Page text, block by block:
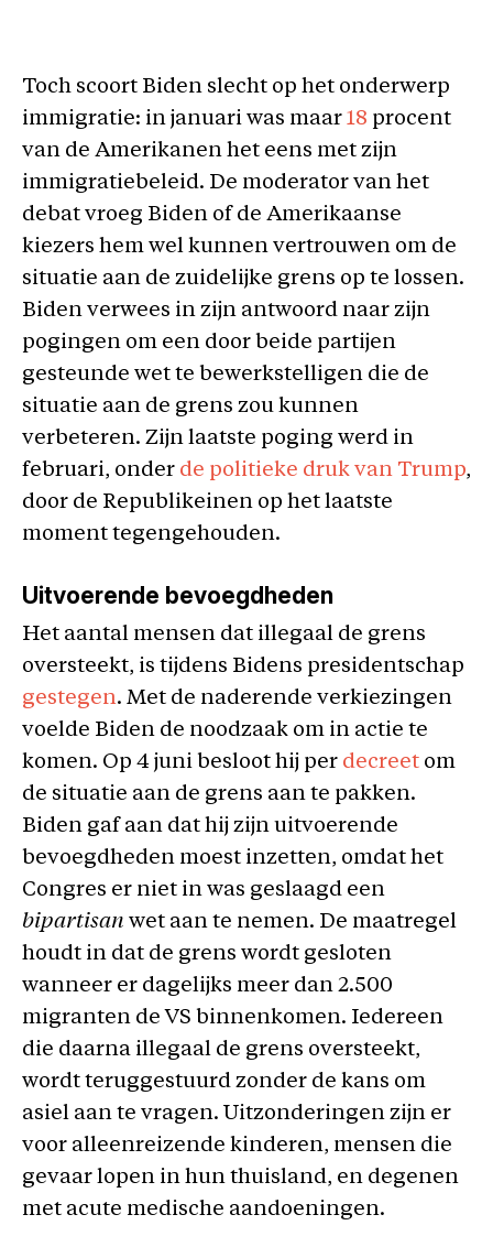
Toch scoort Biden slecht op het onderwerp
immigratie: in januari was maar 18 procent
van de Amerikanen het eens met zijn
immigratiebeleid. De moderator van het
debat vroeg Biden of de Amerikaanse
kiezers hem wel kunnen vertrouwen om de
situatie aan de zuidelijke grens op te lossen.
Biden verwees in zijn antwoord naar zijn
pogingen om een door beide partijen
gesteunde wet te bewerkstelligen die de
situatie aan de grens zou kunnen
verbeteren. Zijn laatste poging werd in
februari, onder de politieke druk van Trump,
door de Republikeinen op het laatste
moment tegengehouden.
Uitvoerende bevoegdheden
Het aantal mensen dat illegaal de grens
oversteekt, is tijdens Bidens presidentschap
gestegen. Met de naderende verkiezingen
voelde Biden de noodzaak om in actie te
komen. Op 4 juni besloot hij per decreet om
de situatie aan de grens aan te pakken.
Biden gaf aan dat hij zijn uitvoerende
bevoegdheden moest inzetten, omdat het
Congres er niet in was geslaagd een
bipartisan wet aan te nemen. De maatregel
houdt in dat de grens wordt gesloten
wanneer er dagelijks meer dan 2.500
migranten de VS binnenkomen. Iedereen
die daarna illegaal de grens oversteekt,
wordt teruggestuurd zonder de kans om
asiel aan te vragen. Uitzonderingen zijn er
voor alleenreizende kinderen, mensen die
gevaar lopen in hun thuisland, en degenen
met acute medische aandoeningen.